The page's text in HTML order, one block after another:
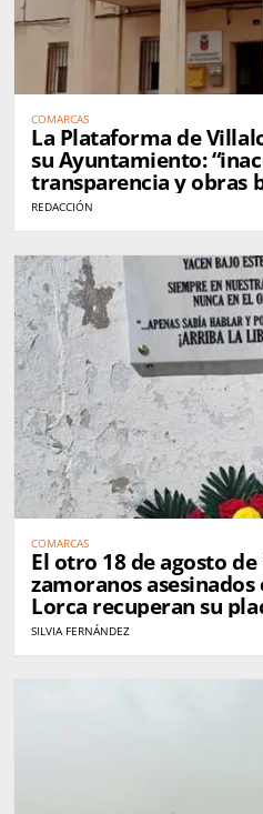
COMARCAS
La Plataforma de
su Ayuntamiento:
transparencia y obras
REDACCIÓN
COMARCAS
El otro 18 de agosto de
zamoranos
Lorca recuperan su
SILVIA FERNÁNDEZ